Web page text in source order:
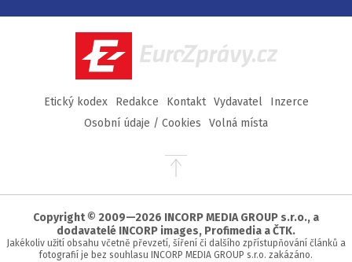
Facebook
TwitterInstagram
YouTube
EuroZprávy.cz
Etický kodex Redakce Kontakt Vydavatel
Inzerce
Osobní údaje / Cookies
Volná místa
Přejít
stránky
Copyright © 2009—2026 INCORP MEDIA GROUP s.r.o., a
dodavatelé INCORP images, Profimedia a ČTK.
Jakékoliv užití obsahu včetně převzetí, šíření či dalšího zpřístupňování článků a
fotografií je bez souhlasu INCORP MEDIA GROUP s.r.o. zakázáno.